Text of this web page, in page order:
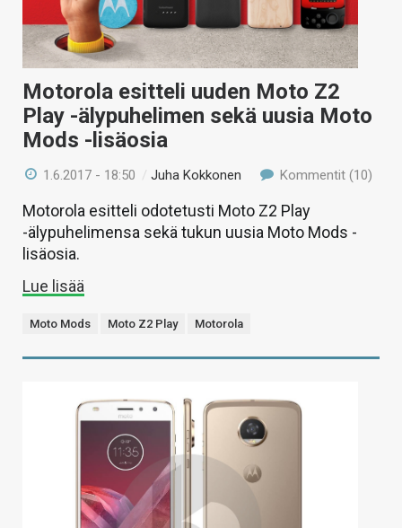
Motorola esitteli uuden Moto Z2
Play -älypuhelimen sekä uusia Moto
Mods -lisäosia
1.6.2017 - 18:50 /Juha Kokkonen Kommentit (10)
Motorola esitteli odotetusti Moto Z2 Play
-älypuhelimensa sekä tukun uusia Moto Mods -
lisäosia.
Lue lisää
Moto Mods Moto Z2 Play Motorola